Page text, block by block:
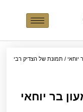
יוחאי / תמונת של הצדיק רבי
בר יוחאי